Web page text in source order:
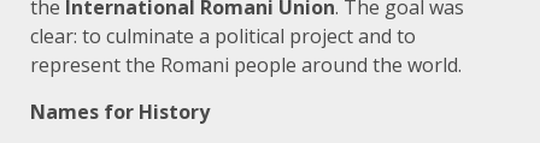
the International Romani Union. The goal was
clear: to culminate a political project and to
represent the Romani people around the world.
Names for History